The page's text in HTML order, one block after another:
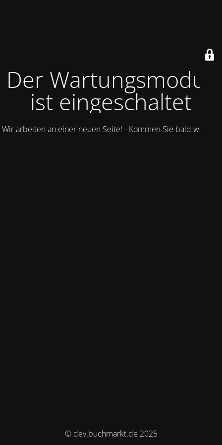
Der Wartungsmodus
ist eingeschaltet
Wir arbeiten an einer neuen Seite! - Kommen Sie bald wieder.
© dev.buchmarkt.de 2025